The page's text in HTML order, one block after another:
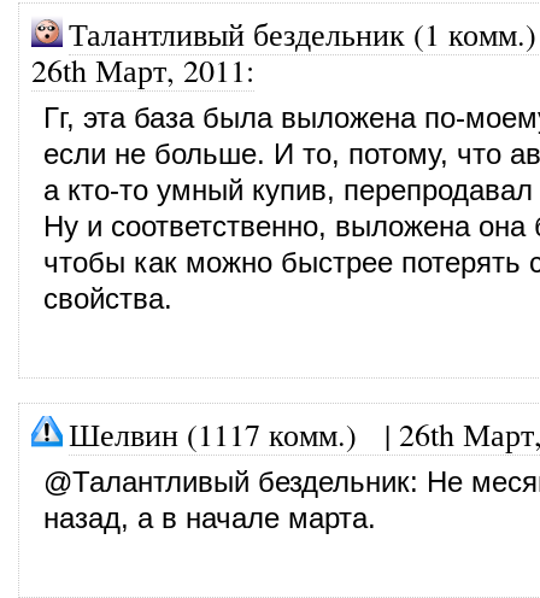
Талантливый бездельник (1 комм.)
26th Март, 2011:
Гг, эта база была выложена по-
если не больше. И то, потому, что
а кто-то умный купив, перепродавал
Ну и соответственно, выложена она
чтобы как можно быстрее потерять
свойства.
Шелвин (1117 комм.) | 26th
@Талантливый бездельник: Не
назад, а в начале марта.